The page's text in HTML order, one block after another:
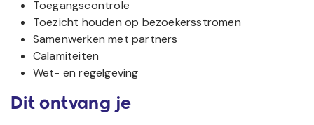
Toegangscontrole
Toezicht houden op bezoekersstromen
Samenwerken met partners
Calamiteiten
Wet- en regelgeving
Dit ontvang je